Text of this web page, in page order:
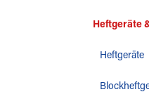
Heftgeräte
Heftgeräte